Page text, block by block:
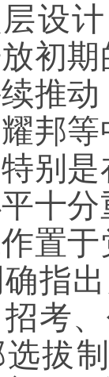
设
初
推
邦
别
十
置
指
考
拔